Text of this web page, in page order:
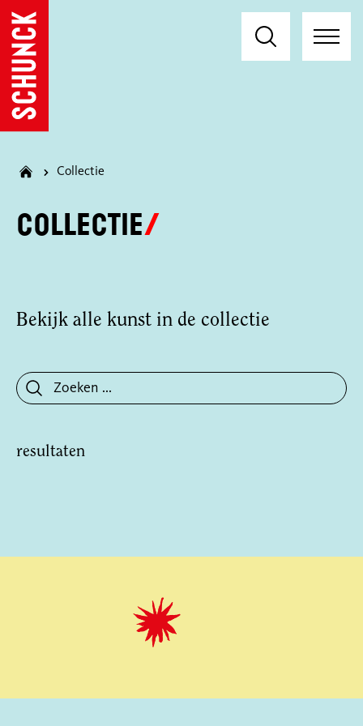
Collectie
Collectie
Bekijk alle kunst in de collectie
resultaten